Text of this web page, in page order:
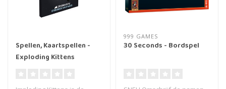
Spellen, Kaartspellen -
Exploding Kittens
999 GAMES
30 Seconds - Bordspel